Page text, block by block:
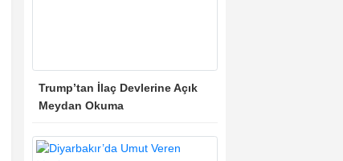
Trump’tan İlaç Devlerine Açık
Meydan Okuma